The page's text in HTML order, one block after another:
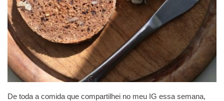
De toda a comida que compartilhei no meu IG essa semana,